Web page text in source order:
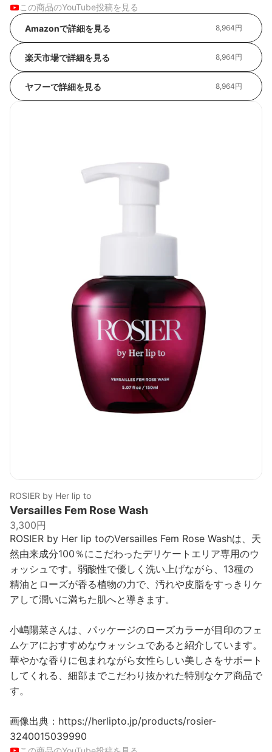
この商品のYouTube投稿を見る
Amazonで詳細を見る 8,964円
楽天市場で詳細を見る 8,964円
ヤフーで詳細を見る 8,964円
ROSIER by Her lip to
Versailles Fem Rose Wash
3,300円
ROSIER by Her lip toのVersailles Fem Rose Washは、天
然由来成分100％にこだわったデリケートエリア専用のウ
ォッシュです。弱酸性で優しく洗い上げながら、13種の
精油とローズが香る植物の力で、汚れや皮脂をすっきりケ
アして潤いに満ちた肌へと導きます。
小嶋陽菜さんは、パッケージのローズカラーが目印のフェ
ムケアにおすすめなウォッシュであると紹介しています。
華やかな香りに包まれながら女性らしい美しさをサポート
してくれる、細部までこだわり抜かれた特別なケア商品で
す。
画像出典：https://herlipto.jp/products/rosier-
3240015039990